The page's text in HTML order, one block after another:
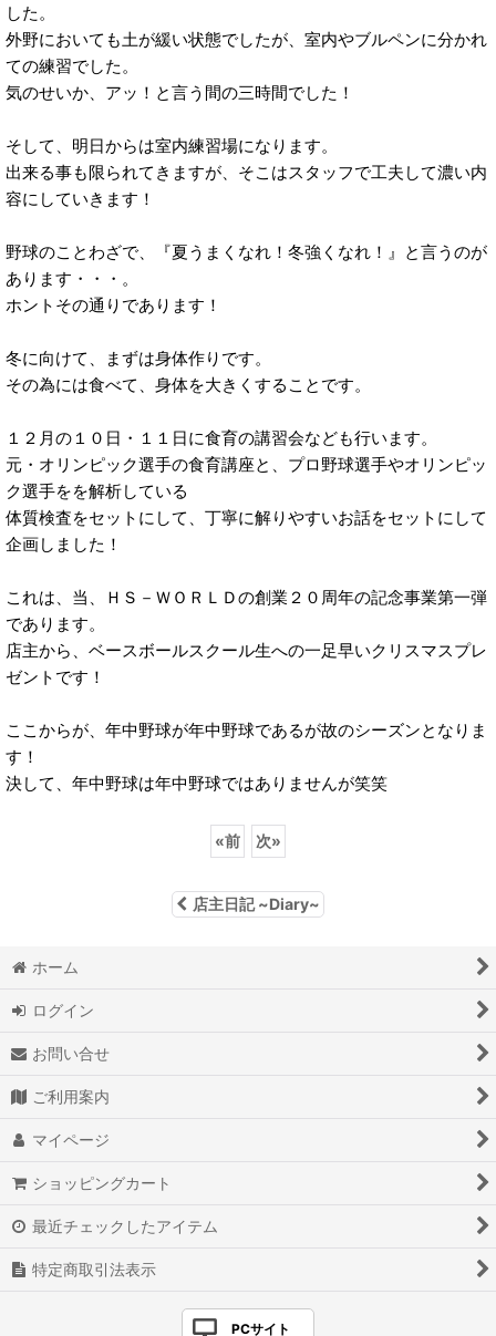
した。
外野においても土が緩い状態でしたが、室内やブルペンに分かれ
ての練習でした。
気のせいか、アッ！と言う間の三時間でした！
そして、明日からは室内練習場になります。
出来る事も限られてきますが、そこはスタッフで工夫して濃い内
容にしていきます！
野球のことわざで、『夏うまくなれ！冬強くなれ！』と言うのが
あります・・・。
ホントその通りであります！
冬に向けて、まずは身体作りです。
その為には食べて、身体を大きくすることです。
１２月の１０日・１１日に食育の講習会なども行います。
元・オリンピック選手の食育講座と、プロ野球選手やオリンピッ
ク選手をを解析している
体質検査をセットにして、丁寧に解りやすいお話をセットにして
企画しました！
これは、当、ＨＳ－ＷＯＲＬＤの創業２０周年の記念事業第一弾
であります。
店主から、ベースボールスクール生への一足早いクリスマスプレ
ゼントです！
ここからが、年中野球が年中野球であるが故のシーズンとなりま
す！
決して、年中野球は年中野球ではありませんが笑笑
«前 次»
店主日記 ~Diary~
ホーム
ログイン
お問い合せ
ご利用案内
マイページ
ショッピングカート
最近チェックしたアイテム
特定商取引法表示
PCサイト